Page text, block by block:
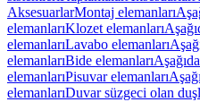
AksesuarlarMontaj elemanları
elemanlarıKlozet elemanları
elemanlarıLavabo elemanları
elemanlarıBide elemanları
elemanlarıPisuvar elemanları
elemanlarıDuvar süzgeci olan